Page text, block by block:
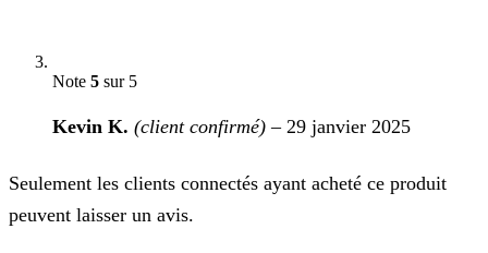
Note 5 sur 5
Kevin K. (client confirmé) – 29 janvier 2025
Seulement les clients connectés ayant acheté ce produit
peuvent laisser un avis.